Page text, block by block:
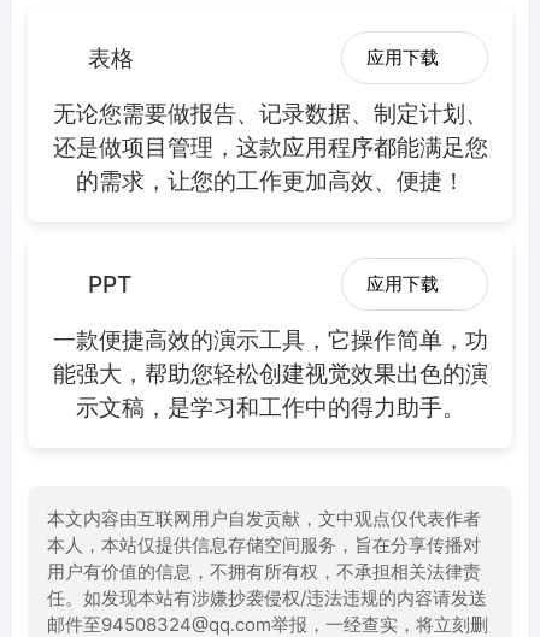
表格 应用下载
无论您需要做报告、记录数据、制定计划、
还是做项目管理，这款应用程序都能满足您
的需求，让您的工作更加高效、便捷！
PPT 应用下载
一款便捷高效的演示工具，它操作简单，功
能强大，帮助您轻松创建视觉效果出色的演
示文稿，是学习和工作中的得力助手。
本文内容由互联网用户自发贡献，文中观点仅代表作者
本人，本站仅提供信息存储空间服务，旨在分享传播对
用户有价值的信息，不拥有所有权，不承担相关法律责
任。如发现本站有涉嫌抄袭侵权/违法违规的内容请发送
邮件至94508324@qq.com举报，一经查实，将立刻删